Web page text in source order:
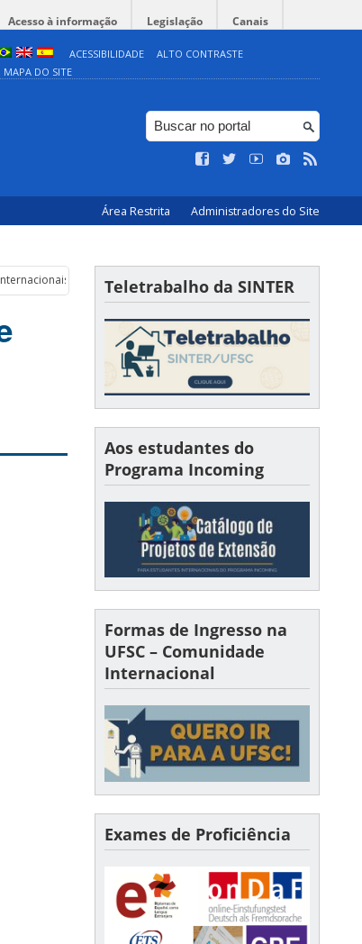
Acesso à informação Legislação Canais
ACESSIBILIDADE
ALTO CONTRASTE
MAPA DO SITE
Área Restrita Administradores do Site
Teletrabalho da SINTER
Aos estudantes do
Programa Incoming
Formas de Ingresso na
UFSC – Comunidade
Internacional
Exames de Proficiência